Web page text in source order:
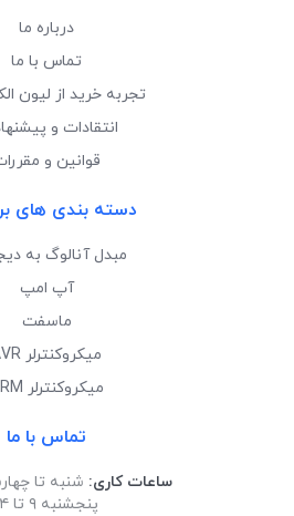
درباره ما
تماس با ما
تجربه خرید از لیون
انتقادات و
قوانین و
دسته بندی های
مبدل آنالوگ به
آپ امپ
ماسفت
میکروکنترلر AVR
میکروکنترلر ARM
تماس با ما
ساعات کاری: شنبه تا
پنجشنبه ۹ تا ۱۴